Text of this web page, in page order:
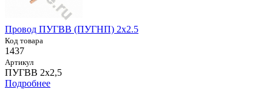
Провод ПУГВВ (ПУГНП) 2х2.5
Код товара
1437
Артикул
ПУГВВ 2х2,5
Подробнее